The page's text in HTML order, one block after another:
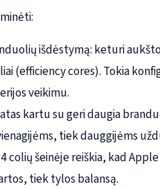
išdėstymą: keturi
(efficiency cores). Tokia
veikimu.
kartu su geri daugia
tiek dauggijėms
colių šeinėje reiškia, kad
tiek tylos balansą.